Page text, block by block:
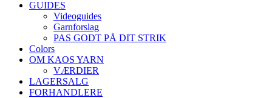
GUIDES
Videoguides
Garnforslag
PAS GODT PÅ DIT STRIK
Colors
OM KAOS YARN
VÆRDIER
LAGERSALG
FORHANDLERE